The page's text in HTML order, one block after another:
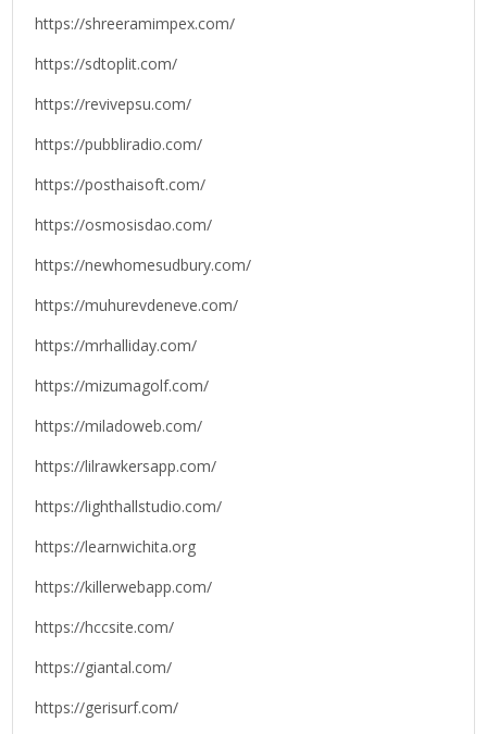
https://shreeramimpex.com/
https://sdtoplit.com/
https://revivepsu.com/
https://pubbliradio.com/
https://posthaisoft.com/
https://osmosisdao.com/
https://newhomesudbury.com/
https://muhurevdeneve.com/
https://mrhalliday.com/
https://mizumagolf.com/
https://miladoweb.com/
https://lilrawkersapp.com/
https://lighthallstudio.com/
https://learnwichita.org
https://killerwebapp.com/
https://hccsite.com/
https://giantal.com/
https://gerisurf.com/